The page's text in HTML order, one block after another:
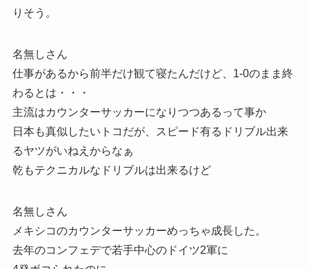
りそう。
名無しさん
仕事があるから前半だけ観て寝たんだけど、1‐0のまま終
わるとは・・・
主流はカウンターサッカーになりつつあるって事か
日本も真似したいトコだが、スピード有るドリブル出来
るヤツがいねえからなぁ
乾もテクニカルなドリブルは出来るけど
名無しさん
メキシコのカウンターサッカーめっちゃ成長した。
去年のコンフェデで若手中心のドイツ2軍に